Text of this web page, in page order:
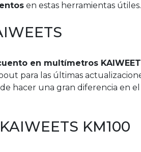
en estas herramientas útiles.
en multímetros
para las últimas
hacer una gran diferencia en
KM100